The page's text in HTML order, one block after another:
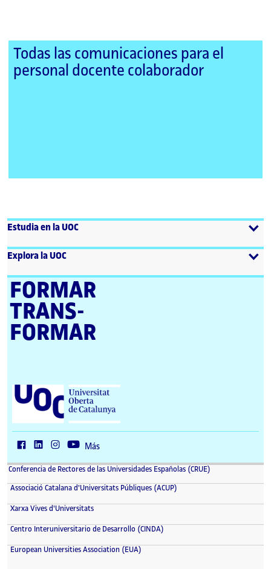
Todas las comunicaciones para el
personal docente colaborador
Estudia en la UOC
Explora la UOC
FORMAR
TRANS­
FORMAR
U
e
i
t
a
O
e
t
Más
Conferencia de Rectores de las Universidades Españolas (CRUE)
Associació Catalana d'Universitats Públiques (ACUP)
Xarxa Vives d'Universitats
Centro Interuniversitario de Desarrollo (CINDA)
European Universities Association (EUA)